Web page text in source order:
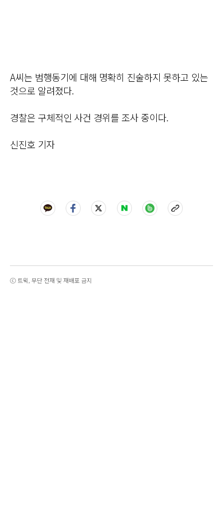
A씨는 범행동기에 대해 명확히 진술하지 못하고 있는
것으로 알려졌다.
경찰은 구체적인 사건 경위를 조사 중이다.
신진호 기자
ⓒ 트윅, 무단 전재 및 재배포 금지